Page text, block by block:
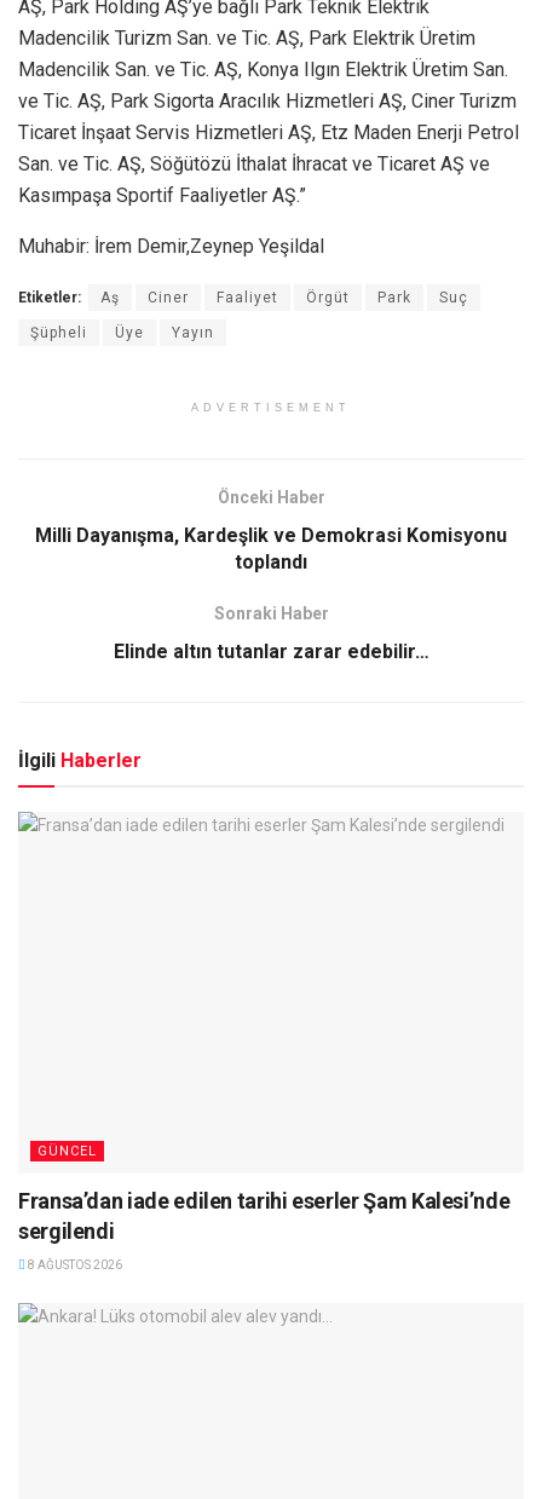
AŞ, Park Holding AŞ’ye bağlı Park Teknik Elektrik
Madencilik Turizm San. ve Tic. AŞ, Park Elektrik Üretim
Madencilik San. ve Tic. AŞ, Konya Ilgın Elektrik Üretim San.
ve Tic. AŞ, Park Sigorta Aracılık Hizmetleri AŞ, Ciner Turizm
Ticaret İnşaat Servis Hizmetleri AŞ, Etz Maden Enerji Petrol
San. ve Tic. AŞ, Söğütözü İthalat İhracat ve Ticaret AŞ ve
Kasımpaşa Sportif Faaliyetler AŞ.”
Muhabir: İrem Demir,Zeynep Yeşildal
Etiketler: Aş Ciner Faaliyet Örgüt Park Suç
Şüpheli Üye Yayın
ADVERTISEMENT
Önceki Haber
Milli Dayanışma, Kardeşlik ve Demokrasi Komisyonu
toplandı
Sonraki Haber
Elinde altın tutanlar zarar edebilir…
İlgili Haberler
GÜNCEL
Fransa’dan iade edilen tarihi eserler Şam Kalesi’nde
sergilendi
8 AĞUSTOS 2026